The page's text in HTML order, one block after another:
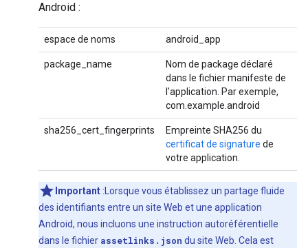
Android :
espace de noms android_app
package_name
Nom de package déclaré
dans le fichier manifeste de
l'application. Par exemple,
com.example.android
sha256_cert_fingerprints
Empreinte SHA256 du
certificat de signature de
votre application.
Important :Lorsque vous établissez un partage fluide
des identifiants entre un site Web et une application
Android, nous incluons une instruction autoréférentielle
dans le fichier assetlinks.json du site Web. Cela est